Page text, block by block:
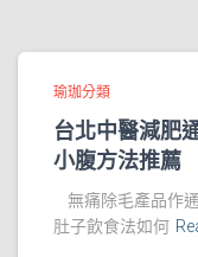
瑜珈分類
台北中醫減肥
小腹方法推薦
無痛除毛產品作
肚子飲食法如何